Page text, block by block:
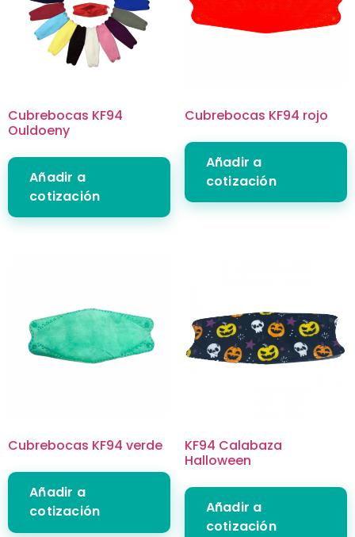
Cubrebocas KF94
Ouldoeny
Añadir a
cotización
Cubrebocas KF94 rojo
Añadir a
cotización
Cubrebocas KF94 verde
Añadir a
cotización
KF94 Calabaza
Halloween
Añadir a
cotización